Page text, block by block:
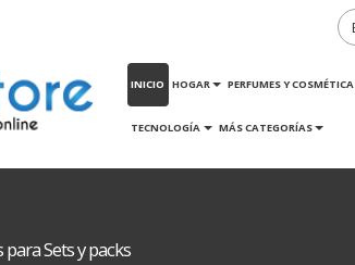
INICIO HOGAR PERFUMES Y COSMÉTICA
TECNOLOGÍA MÁS CATEGORÍAS
Sets y packs